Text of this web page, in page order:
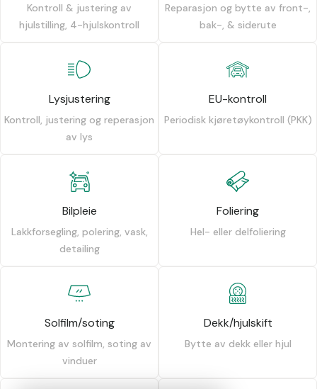
Kontroll & justering av
hjulstilling, 4-hjulskontroll
Reparasjon og bytte av front-,
bak-, & siderute
Lysjustering
Kontroll, justering og reperasjon
av lys
EU-kontroll
Periodisk kjøretøykontroll (PKK)
Bilpleie
Lakkforsegling, polering, vask,
detailing
Foliering
Hel- eller delfoliering
Solfilm/soting
Montering av solfilm, soting av
vinduer
Dekk/hjulskift
Bytte av dekk eller hjul